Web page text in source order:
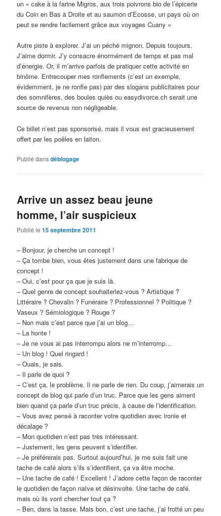
un « cake à la farine Migros, aux trois poivrons bio de l’épicerie
du Coin en Bas à Droite et au saumon d’Ecosse, un pays où on
peut se rendre facilement grâce aux voyages Cuany »
Autre piste à explorer. J’ai un péché mignon. Depuis toujours.
J’aime dormir. J’y consacre énormément de temps et pas mal
d’énergie. Or, il m’arrive parfois de pratiquer cette activité en
binôme. Entrecouper mes ronflements (c’est un exemple,
évidemment, je ne ronfle pas) par des slogans publicitaires pour
des somnifères, des boules quiès ou easydivorce.ch serait une
source de revenus non négligeable.
Ce billet n’est pas sponsorisé, mais il vous est gracieusement
offert par les poêles en laiton.
Publié dansdéblogage
Arrive un assez beau jeune
homme, l’air suspicieux
Publié le15 septembre 2011
– Bonjour, je cherche un concept !
– Ça tombe bien, vous êtes justement dans une fabrique de
concept !
– Oui, c’est pour ça que je suis là.
– Quel genre de concept souhaiteriez-vous ? Artistique ?
Littéraire ? Chevalin ? Funéraire ? Professionnel ? Politique ?
Vaseux ? Sémiologique ? Rouge ?
– Non mais c’est parce que j’ai un blog…
– La honte !
– Je ne vous ai pas interrompu alors ne m’interromp…
– Un blog ! Quel ringard !
– Ouais, je sais.
– Il parle de quoi ?
– C’est ça, le problème. Il ne parle de rien. Du coup, j’aimerais un
concept de blog qui parle d’un truc. Parce que les gens aiment
bien quand ça parle d’un truc précis, à cause de l’identification.
– Vous avez pensé à raconter votre quotidien avec ironie et
décalage ?
– Mon quotidien n’est pas très intéressant.
– Justement, les gens peuvent s’identifier.
– Je préférerais pas. Surtout aujourd’hui, je me suis fait une
tache de café alors s’ils s’identifient, ça va être moche.
– Une tache de café ! Excellent ! J’adore cette façon de raconter
le quotidien de façon naïve et désinvolte. Une tache de café.
mais où ils vont chercher tout ça ?
– Ben, dans la tasse. Mais bon, c’est une tache, j’ai frotté un peu